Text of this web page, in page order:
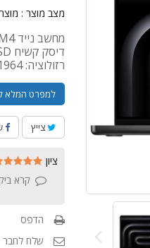
מצב מוצר :
רזולוציה: 3024x1964 - צבע Space Black - שנה אחריות יצרן במעבדה
למפרט המלא
צייץ
ציון
קרא
הדפס
שלח לחבר